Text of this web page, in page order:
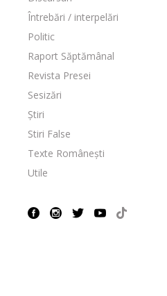
Întrebări / interpelări
Politic
Raport Săptămânal
Revista Presei
Sesizări
Știri
Stiri False
Texte Românești
Utile